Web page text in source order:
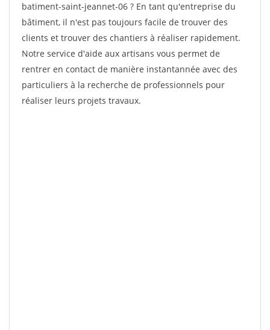
batiment-saint-jeannet-06 ? En tant qu'entreprise du
bâtiment, il n'est pas toujours facile de trouver des
clients et trouver des chantiers à réaliser rapidement.
Notre service d'aide aux artisans vous permet de
rentrer en contact de manière instantannée avec des
particuliers à la recherche de professionnels pour
réaliser leurs projets travaux.